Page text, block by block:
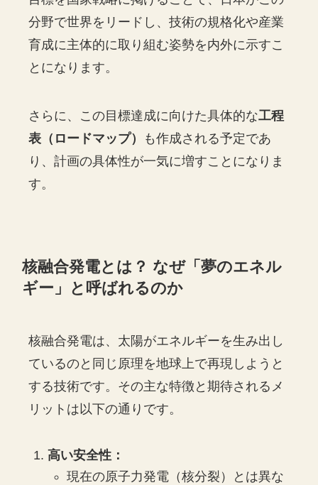
分野で世界をリードし、技術の規格化や産業
育成に主体的に取り組む姿勢を内外に示すこ
とになります。
さらに、この目標達成に向けた具体的な工程
表（ロードマップ）
も作成される予定であ
り、計画の具体性が一気に増すことになりま
す。
核融合発電とは？ なぜ「夢のエネル
ギー」と呼ばれるのか
核融合発電は、太陽がエネルギーを生み出し
ているのと同じ原理を地球上で再現しようと
する技術です。その主な特徴と期待されるメ
リットは以下の通りです。
高い安全性：
現在の原子力発電（核分裂）とは異な